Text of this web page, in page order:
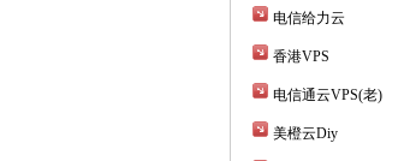
电信给力云
香港VPS
电信通云VPS(老)
美橙云Diy